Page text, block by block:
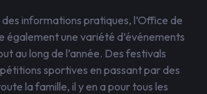
informations pratiques, l’Office de
également une variété d’événements
au long de l’année. Des festivals
sportives en passant par des
la famille, il y en a pour tous les